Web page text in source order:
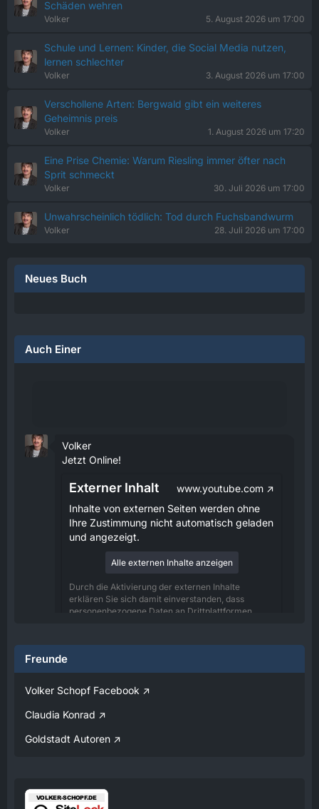
Schäden wehren
Volker 5. August 2026 um 17:00
Schule und Lernen: Kinder, die Social Media nutzen,
lernen schlechter
Volker 3. August 2026 um 17:00
Verschollene Arten: Bergwald gibt ein weiteres
Geheimnis preis
Volker 1. August 2026 um 17:20
Eine Prise Chemie: Warum Riesling immer öfter nach
Sprit schmeckt
Volker 30. Juli 2026 um 17:00
Unwahrscheinlich tödlich: Tod durch Fuchsbandwurm
Volker 28. Juli 2026 um 17:00
Neues Buch
Auch Einer
Volker
Jetzt Online!
Externer Inhalt
www.youtube.com
Inhalte von externen Seiten werden ohne
Ihre Zustimmung nicht automatisch geladen
und angezeigt.
Alle externen Inhalte anzeigen
Durch die Aktivierung der externen Inhalte
erklären Sie sich damit einverstanden, dass
personenbezogene Daten an Drittplattformen
Verfügung gestellt.
08:25
Jetzt Online!
Externer Inhalt
und angezeigt.
Freunde
Volker Schopf Facebook
Claudia Konrad
Goldstadt Autoren